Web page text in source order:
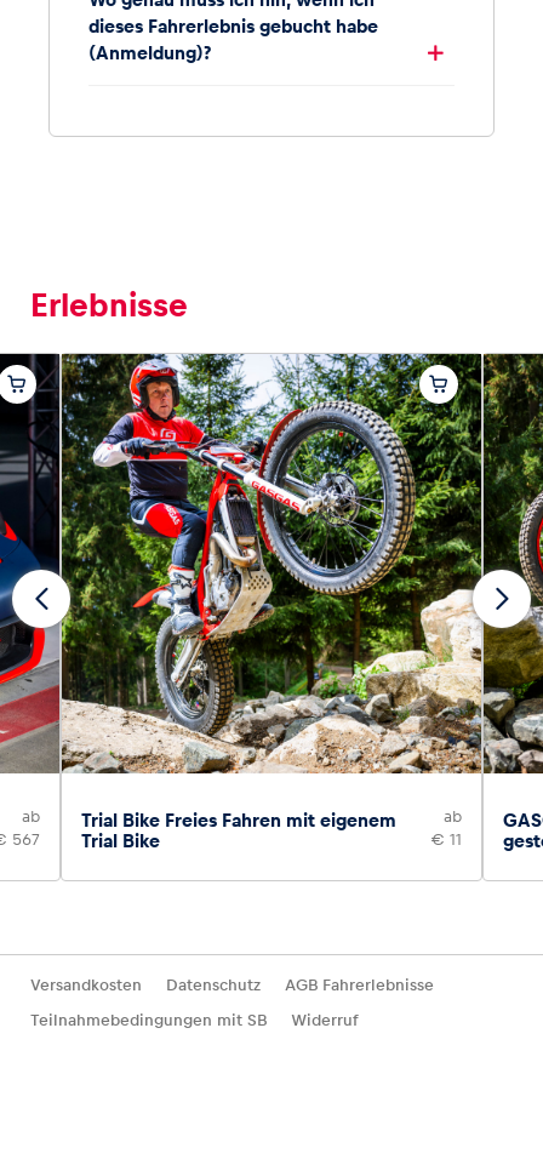
dieses Fahrerlebnis gebucht habe
(Anmeldung)?
Erlebnisse
ab
567
Trial Bike Freies Fahren mit eigenem
Trial Bike
ab
€ 11
Versandkosten Datenschutz
AGB Fahrerlebnisse
Teilnahmebedingungen mit SB
Widerruf